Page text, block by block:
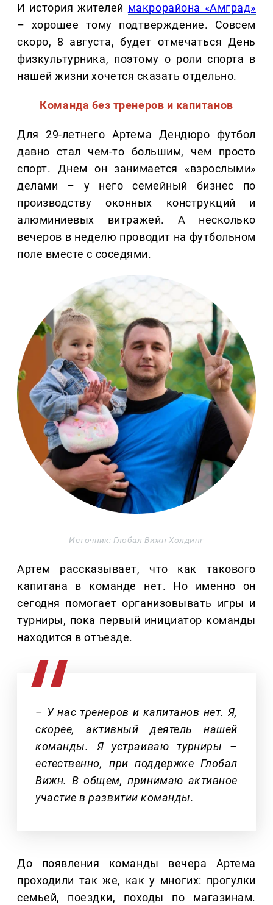
И история жителей макрорайона «Амград»
– хорошее тому подтверждение. Совсем
скоро, 8 августа, будет отмечаться День
физкультурника, поэтому о роли спорта в
нашей жизни хочется сказать отдельно.
Команда без тренеров и капитанов
Для 29-летнего Артема Дендюро футбол
давно стал чем-то большим, чем просто
спорт. Днем он занимается «взрослыми»
делами – у него семейный бизнес по
производству оконных конструкций и
алюминиевых витражей. А несколько
вечеров в неделю проводит на футбольном
поле вместе с соседями.
Источник: Глобал Вижн Холдинг
Артем рассказывает, что как такового
капитана в команде нет. Но именно он
сегодня помогает организовывать игры и
турниры, пока первый инициатор команды
находится в отъезде.
– У нас тренеров и капитанов нет. Я,
скорее, активный деятель нашей
команды. Я устраиваю турниры –
естественно, при поддержке Глобал
Вижн. В общем, принимаю активное
участие в развитии команды.
До появления команды вечера Артема
проходили так же, как у многих: прогулки
семьей, поездки, походы по магазинам.